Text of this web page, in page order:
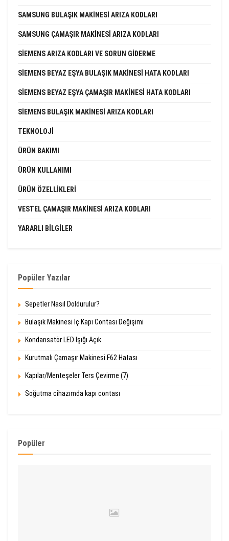
SAMSUNG BULAŞIK MAKINESI ARIZA KODLARI
SAMSUNG ÇAMAŞIR MAKINESI ARIZA KODLARI
SIEMENS ARIZA KODLARI VE SORUN GIDERME
SIEMENS BEYAZ EŞYA BULAŞIK MAKINESI HATA KODLARI
SIEMENS BEYAZ EŞYA ÇAMAŞIR MAKINESI HATA KODLARI
SIEMENS BULAŞIK MAKINESI ARIZA KODLARI
TEKNOLOJI
ÜRÜN BAKIMI
ÜRÜN KULLANIMI
ÜRÜN ÖZELLIKLERI
VESTEL ÇAMAŞIR MAKINESI ARIZA KODLARI
YARARLI BILGILER
Popüler Yazılar
Sepetler Nasıl Doldurulur?
Bulaşık Makinesi İç Kapı Contası Değişimi
Kondansatör LED Işığı Açık
Kurutmalı Çamaşır Makinesi F62 Hatası
Kapılar/Menteşeler Ters Çevirme (7)
Soğutma cihazımda kapı contası
Popüler